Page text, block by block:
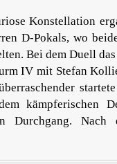
Konstellation
D-Pokals, wo
Bei dem Duell
IV mit Stefan
kämpferischen
Nach